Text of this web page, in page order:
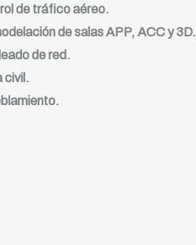
de tráfico aéreo.
de salas APP, ACC y 3D.
de red.
civil.